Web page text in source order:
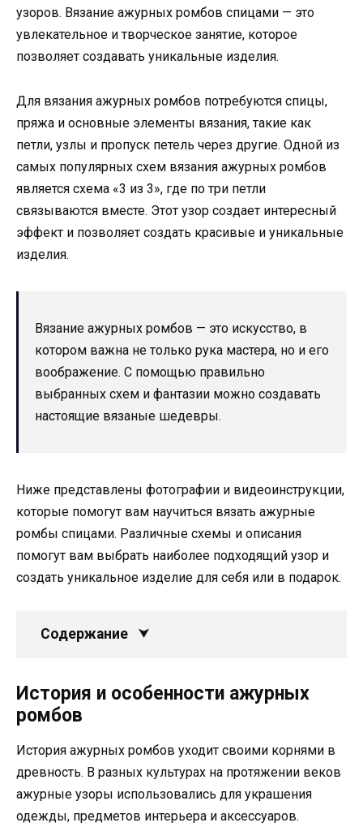
узоров. Вязание ажурных ромбов спицами — это
увлекательное и творческое занятие, которое
позволяет создавать уникальные изделия.
Для вязания ажурных ромбов потребуются спицы,
пряжа и основные элементы вязания, такие как
петли, узлы и пропуск петель через другие. Одной из
самых популярных схем вязания ажурных ромбов
является схема «3 из 3», где по три петли
связываются вместе. Этот узор создает интересный
эффект и позволяет создать красивые и уникальные
изделия.
Вязание ажурных ромбов — это искусство, в
котором важна не только рука мастера, но и его
воображение. С помощью правильно
выбранных схем и фантазии можно создавать
настоящие вязаные шедевры.
Ниже представлены фотографии и видеоинструкции,
которые помогут вам научиться вязать ажурные
ромбы спицами. Различные схемы и описания
помогут вам выбрать наиболее подходящий узор и
создать уникальное изделие для себя или в подарок.
Содержание
История и особенности ажурных
ромбов
История ажурных ромбов уходит своими корнями в
древность. В разных культурах на протяжении веков
ажурные узоры использовались для украшения
одежды, предметов интерьера и аксессуаров.